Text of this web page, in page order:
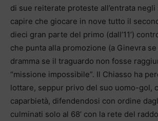
di sue reiterate proteste all’entrata
capire che giocare in nove tutto il
dieci gran parte del primo (dall’11’)
che punta alla promozione (a Ginevra
dramma se il traguardo non fosse
“missione impossibile”. Il Chiasso ha
lottare, seppur privo del suo uomo-gol,
caparbietà, difendendosi con ordine
culminati solo al 68’ con la rete del